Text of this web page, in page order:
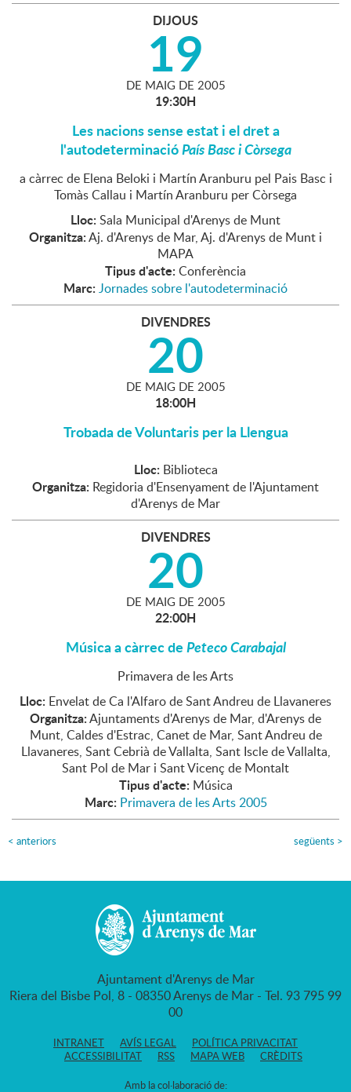
DIJOUS
19
DE MAIG DE 2005
19:30H
Les nacions sense estat i el dret a
l'autodeterminacióPaís Basc i Còrsega
a càrrec de Elena Beloki i Martín Aranburu pel Pais Basc i
Tomàs Callau i Martín Aranburu per Còrsega
Lloc: Sala Municipal d'Arenys de Munt
Organitza:Aj. d'Arenys de Mar, Aj. d'Arenys de Munt i
MAPA
Tipus d'acte: Conferència
Marc: Jornades sobre l'autodeterminació
DIVENDRES
20
DE MAIG DE 2005
18:00H
Trobada de Voluntaris per la Llengua
Lloc: Biblioteca
Organitza: Regidoria d'Ensenyament de l'Ajuntament
d'Arenys de Mar
DIVENDRES
20
DE MAIG DE 2005
22:00H
Música a càrrec dePeteco Carabajal
Primavera de les Arts
Lloc: Envelat de Ca l'Alfaro de Sant Andreu de Llavaneres
Organitza:Ajuntaments d'Arenys de Mar, d'Arenys de
Munt, Caldes d'Estrac, Canet de Mar, Sant Andreu de
Llavaneres, Sant Cebrià de Vallalta, Sant Iscle de Vallalta,
Sant Pol de Mar i Sant Vicenç de Montalt
Tipus d'acte: Música
Marc: Primavera de les Arts 2005
< anteriors següents >
Ajuntament d'Arenys de Mar
Riera del Bisbe Pol, 8 - 08350 Arenys de Mar - Tel. 93 795 99
00
INTRANET AVÍS LEGAL
POLÍTICA PRIVACITAT
ACCESSIBILITAT
RSS MAPA WEB CRÈDITS
Amb la col·laboració de: